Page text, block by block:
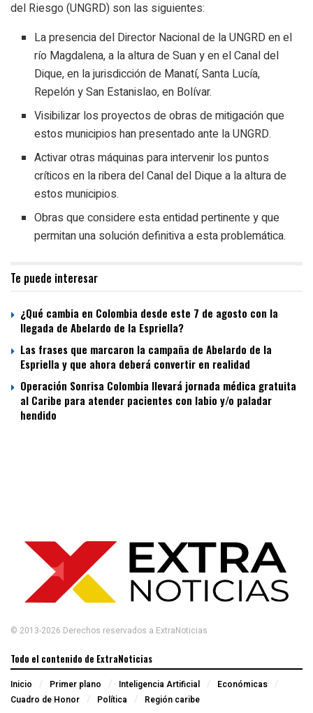
del Riesgo (UNGRD) son las siguientes:
La presencia del Director Nacional de la UNGRD en el
río Magdalena, a la altura de Suan y en el Canal del
Dique, en la jurisdicción de Manatí, Santa Lucía,
Repelón y San Estanislao, en Bolívar.
Visibilizar los proyectos de obras de mitigación que
estos municipios han presentado ante la UNGRD.
Activar otras máquinas para intervenir los puntos
críticos en la ribera del Canal del Dique a la altura de
estos municipios.
Obras que considere esta entidad pertinente y que
permitan una solución definitiva a esta problemática.
Te puede interesar
¿Qué cambia en Colombia desde este 7 de agosto con la
llegada de Abelardo de la Espriella?
Las frases que marcaron la campaña de Abelardo de la
Espriella y que ahora deberá convertir en realidad
Operación Sonrisa Colombia llevará jornada médica gratuita
al Caribe para atender pacientes con labio y/o paladar
hendido
© 2013-2026 Derechos reservados a ExtraNoticias
Todo el contenido de ExtraNoticias
Inicio Primer plano Inteligencia Artificial
Económicas
Cuadro de Honor
Política Región caribe